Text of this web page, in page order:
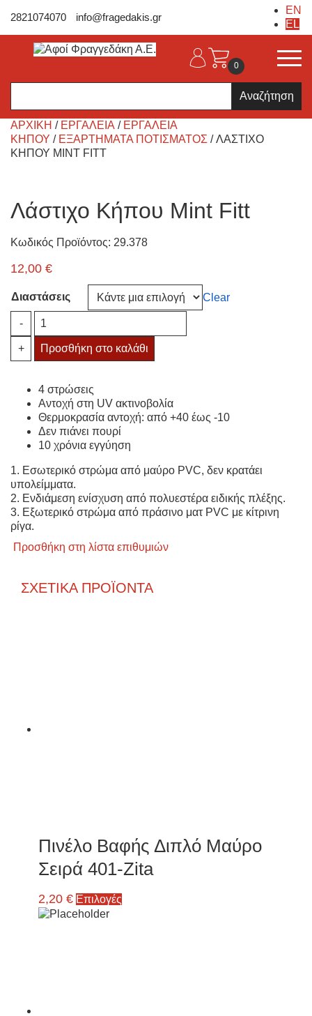
2821074070 info@fragedakis.gr
EN
EL
0
ΑΡΧΙΚΉ / ΕΡΓΑΛΕΙΑ / ΕΡΓΑΛΕΊΑ
ΚΉΠΟΥ / ΕΞΑΡΤΉΜΑΤΑ ΠΟΤΊΣΜΑΤΟΣ / ΛΆΣΤΙΧΟ
ΚΉΠΟΥ MINT FITT
Λάστιχο Κήπου Mint Fitt
Κωδικός Προϊόντος: 29.378
12,00 €
Διαστάσεις Clear
-
Λάστιχο
Κήπου
Mint
Fitt
+ Προσθήκη στο καλάθι
4 στρώσεις
Αντοχή στη UV ακτινοβολία
Θερμοκρασία αντοχή: από +40 έως -10
Δεν πιάνει πουρί
10 χρόνια εγγύηση
1. Εσωτερικό στρώμα από μαύρο PVC, δεν κρατάει
υπολείμματα.
2. Ενδιάμεση ενίσχυση από πολυεστέρα ειδικής πλέξης.
3. Εξωτερικό στρώμα από πράσινο ματ PVC με κίτρινη
ρίγα.
Προσθήκη στη λίστα επιθυμιών
ΣΧΕΤΙΚΆ ΠΡΟΪΌΝΤΑ
Πινέλο Βαφής Διπλό Μαύρο
Σειρά 401-Zita
2,20 € Επιλογές